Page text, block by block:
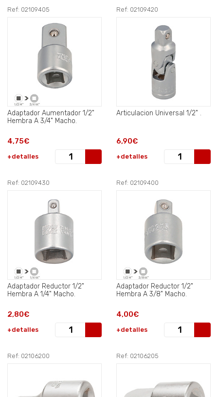
Ref: 02109405
Adaptador Aumentador 1/2"
Hembra A 3/4" Macho.
4,75€
+detalles
Ref: 02109420
Articulacion Universal 1/2" .
6,90€
+detalles
Ref: 02109430
Adaptador Reductor 1/2"
Hembra A 1/4" Macho.
2,80€
+detalles
Ref: 02109400
Adaptador Reductor 1/2"
Hembra A 3/8" Macho.
4,00€
+detalles
Ref: 02106200 Ref: 02106205